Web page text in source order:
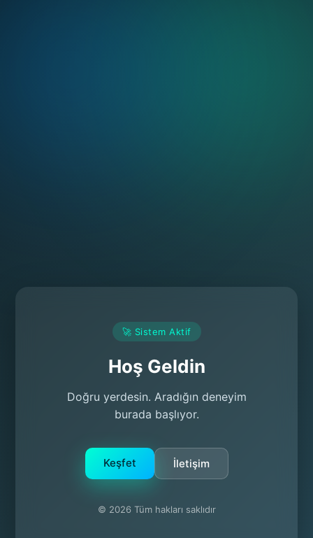
🚀 Sistem Aktif
Hoş Geldin
Doğru yerdesin. Aradığın deneyim
burada başlıyor.
Keşfet İletişim
© 2026 Tüm hakları saklıdır